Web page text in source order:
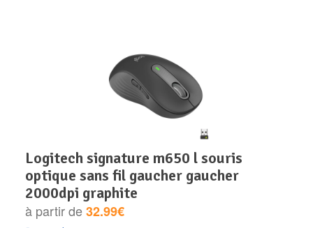
logitech signature m650 l souris
optique sans fil gaucher gaucher
2000dpi graphite
à partir de32.99€